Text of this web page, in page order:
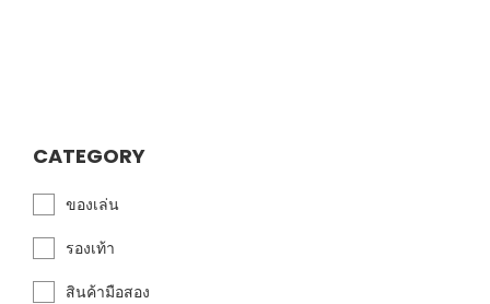
CATEGORY
ของเล่น
รองเท้า
สินค้ามือสอง